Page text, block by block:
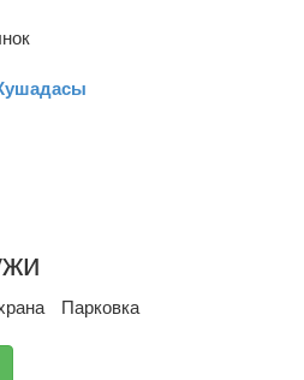
Парковка